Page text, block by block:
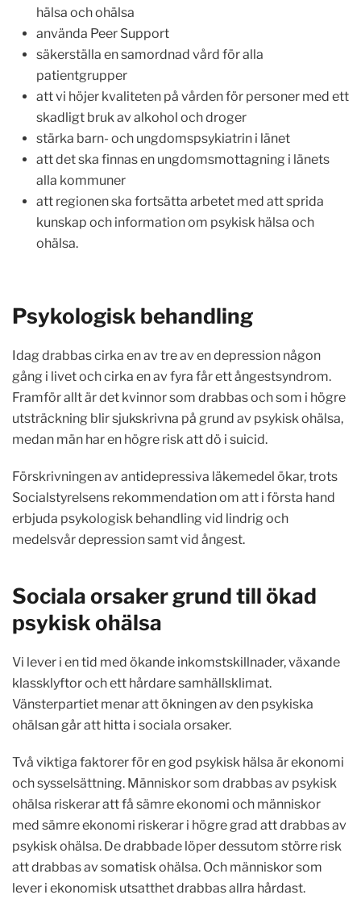
hälsa och ohälsa
använda Peer Support
säkerställa en samordnad vård för alla
patientgrupper
att vi höjer kvaliteten på vården för personer med ett
skadligt bruk av alkohol och droger
stärka barn- och ungdomspsykiatrin i länet
att det ska finnas en ungdomsmottagning i länets
alla kommuner
att regionen ska fortsätta arbetet med att sprida
kunskap och information om psykisk hälsa och
ohälsa.
Psykologisk behandling
Idag drabbas cirka en av tre av en depression någon
gång i livet och cirka en av fyra får ett ångestsyndrom.
Framför allt är det kvinnor som drabbas och som i högre
utsträckning blir sjukskrivna på grund av psykisk ohälsa,
medan män har en högre risk att dö i suicid.
Förskrivningen av antidepressiva läkemedel ökar, trots
Socialstyrelsens rekommendation om att i första hand
erbjuda psykologisk behandling vid lindrig och
medelsvår depression samt vid ångest.
Sociala orsaker grund till ökad
psykisk ohälsa
Vi lever i en tid med ökande inkomstskillnader, växande
klassklyftor och ett hårdare samhällsklimat.
Vänsterpartiet menar att ökningen av den psykiska
ohälsan går att hitta i sociala orsaker.
Två viktiga faktorer för en god psykisk hälsa är ekonomi
och sysselsättning. Människor som drabbas av psykisk
ohälsa riskerar att få sämre ekonomi och människor
med sämre ekonomi riskerar i högre grad att drabbas av
psykisk ohälsa. De drabbade löper dessutom större risk
att drabbas av somatisk ohälsa. Och människor som
lever i ekonomisk utsatthet drabbas allra hårdast.